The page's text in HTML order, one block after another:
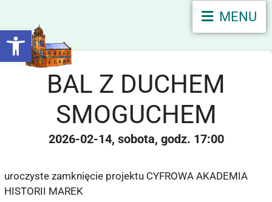
Otwórz pasek narzędzi
MENU
BAL Z DUCHEM
SMOGUCHEM
2026-02-14 sobota 17:00
uroczyste zamknięcie projektu CYFROWA AKADEMIA
HISTORII MAREK